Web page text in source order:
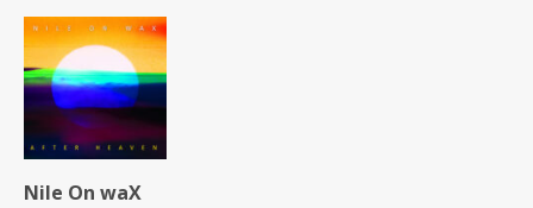
Nile On waX